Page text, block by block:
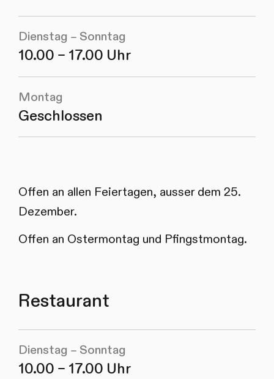
Dienstag – Sonntag
10.00 – 17.00 Uhr
Montag
Geschlossen
Offen an allen Feiertagen, ausser dem 25.
Dezember.
Offen an Ostermontag und Pfingstmontag.
Restaurant
Dienstag – Sonntag
10.00 – 17.00 Uhr